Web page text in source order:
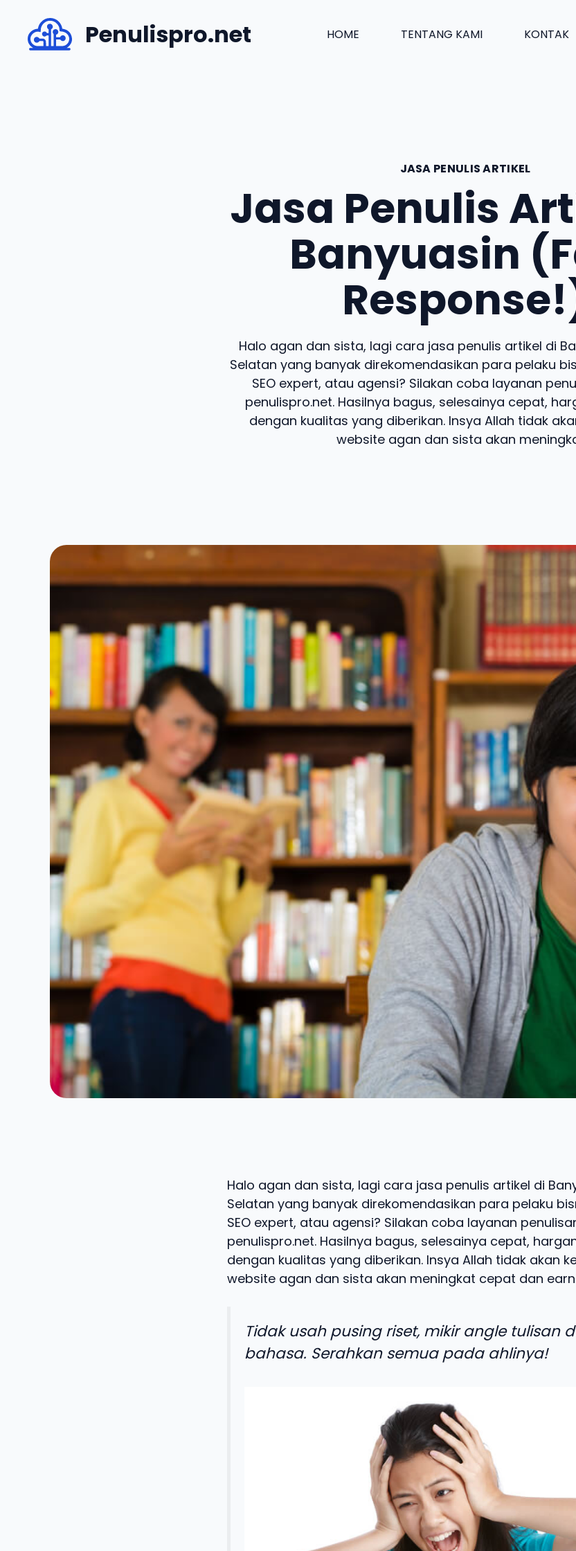
content
Penulispro.net HOME TENTANG KAMI KONTAK
JASA PENULIS ARTIKEL
Jasa Penulis
Banyuasin
Halo agan dan sista, lagi cara jasa penulis artikel di
Selatan yang banyak direkomendasikan para pelaku
SEO expert, atau agensi? Silakan coba layanan
penulispro.net. Hasilnya bagus, selesainya cepat,
dengan kualitas yang diberikan. Insya Allah tidak
website agan dan sista akan
Halo agan dan sista, lagi cara jasa penulis artikel di
Selatan yang banyak direkomendasikan para pelaku
SEO expert, atau agensi? Silakan coba layanan
penulispro.net. Hasilnya bagus, selesainya cepat,
dengan kualitas yang diberikan. Insya Allah tidak akan
website agan dan sista akan meningkat cepat dan
Tidak usah pusing riset, mikir angle tulisan
bahasa. Serahkan semua pada ahlinya!